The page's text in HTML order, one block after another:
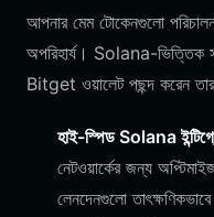
আপনার মেম টোকেনগুলো
অপরিহার্য। Solana-ভিত্তিক
Bitget ওয়ালেট পছন্দ করেন
হাই-স্পিড Solana
নেটওয়ার্কের জন্য
লেনদেনগুলো